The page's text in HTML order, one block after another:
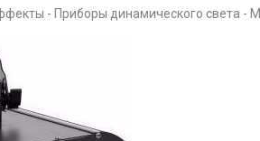
Приборы динамического света